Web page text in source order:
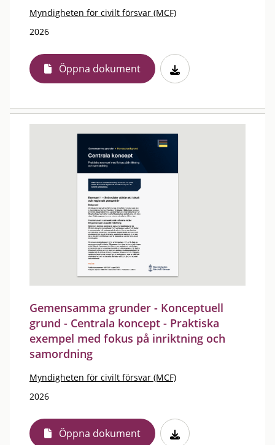
Myndigheten för civilt försvar (MCF)
2026
Öppna dokument
Gemensamma grunder - Konceptuell
grund - Centrala koncept - Praktiska
exempel med fokus på inriktning och
samordning
Myndigheten för civilt försvar (MCF)
2026
Öppna dokument